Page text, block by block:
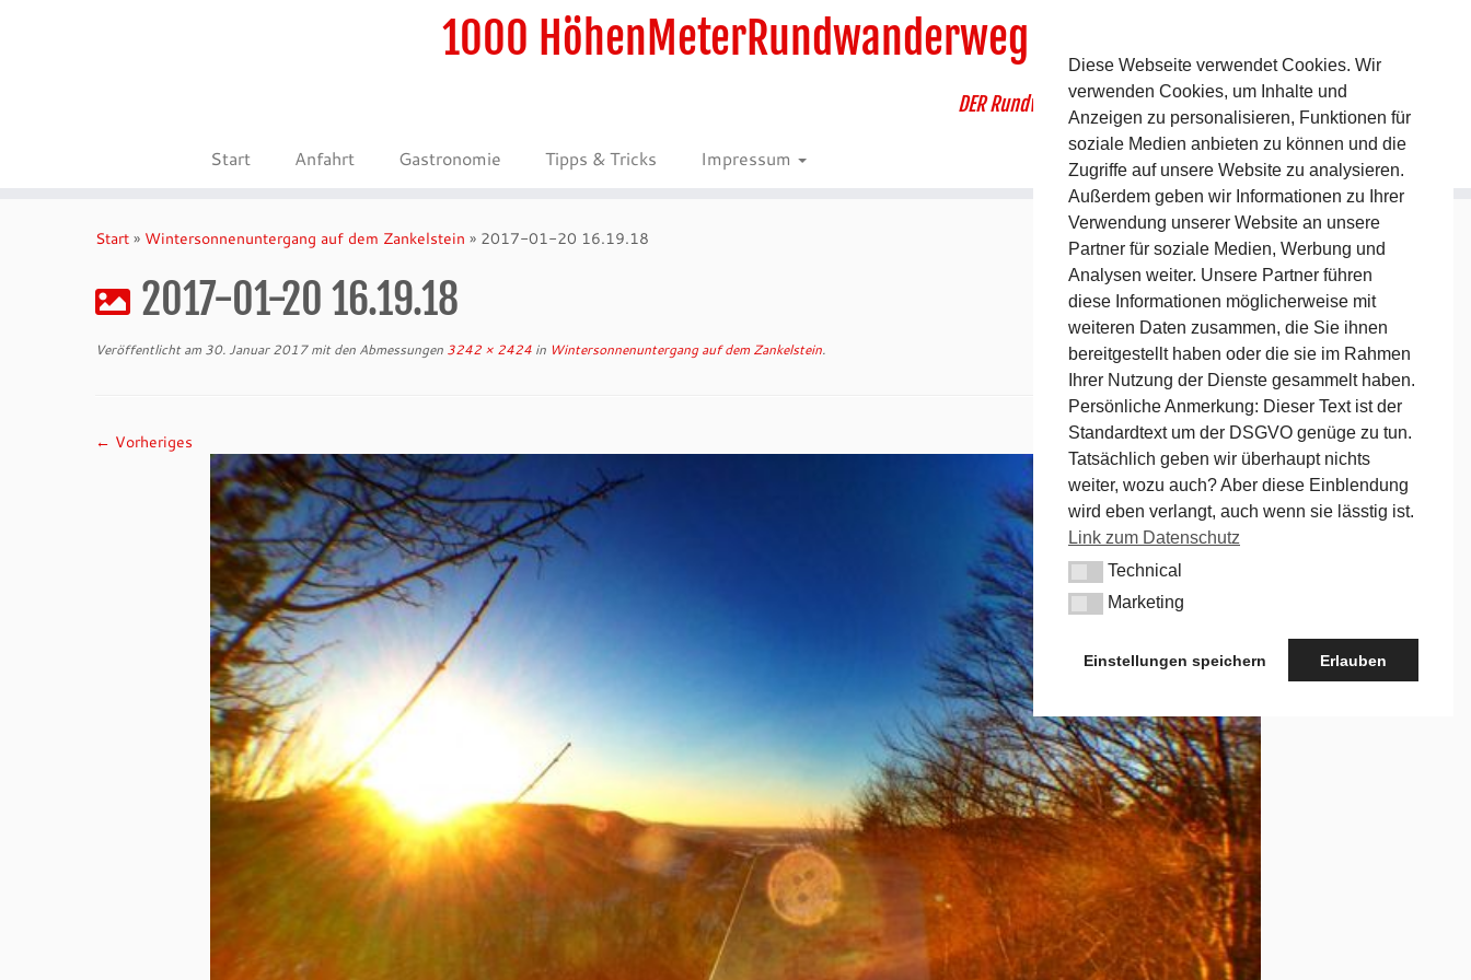
1000 HöhenMeterRundwanderweg
DER Rundwanderweg um Pommelsbrunn
Start Anfahrt Gastronomie Tipps & Tricks Impressum
Start » Wintersonnenuntergang auf dem Zankelstein » 2017-01-20 16.19.18
2017-01-20 16.19.18
Veröffentlicht am 30. Januar 2017mit den Abmessungen 3242 × 2424 in Wintersonnenuntergang auf dem Zankelstein.
← Vorheriges Nächstes →
Diese Webseite verwendet Cookies. Wir
verwenden Cookies, um Inhalte und
Anzeigen zu personalisieren, Funktionen für
soziale Medien anbieten zu können und die
Zugriffe auf unsere Website zu analysieren.
Außerdem geben wir Informationen zu Ihrer
Verwendung unserer Website an unsere
Partner für soziale Medien, Werbung und
Analysen weiter. Unsere Partner führen
diese Informationen möglicherweise mit
weiteren Daten zusammen, die Sie ihnen
bereitgestellt haben oder die sie im Rahmen
Ihrer Nutzung der Dienste gesammelt haben.
Persönliche Anmerkung: Dieser Text ist der
Standardtext um der DSGVO genüge zu tun.
Tatsächlich geben wir überhaupt nichts
weiter, wozu auch? Aber diese Einblendung
wird eben verlangt, auch wenn sie lässtig ist.
Link zum Datenschutz
TechnicalTechnical
MarketingMarketing
Einstellungen speichern Erlauben